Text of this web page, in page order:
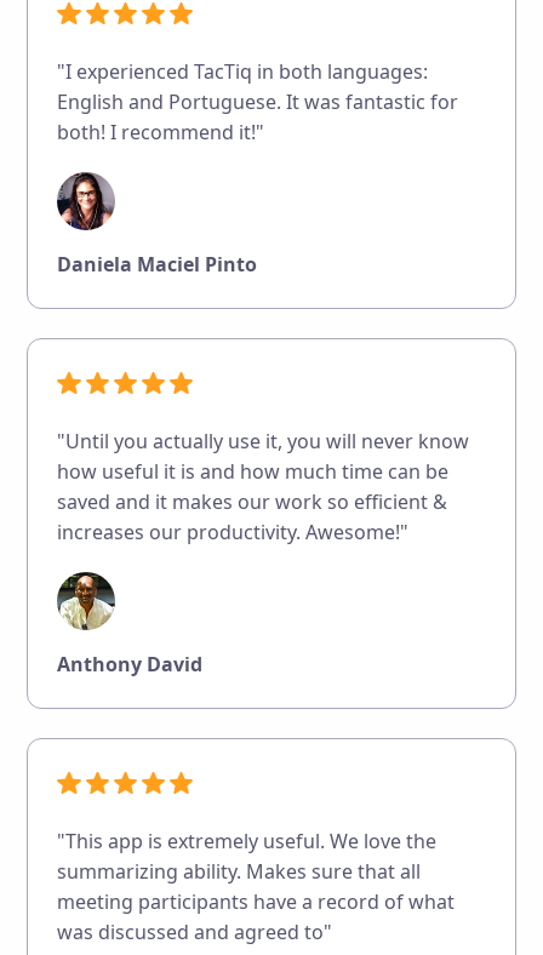
"I experienced TacTiq in both languages:
English and Portuguese. It was fantastic for
both! I recommend it!"
Daniela Maciel Pinto
"Until you actually use it, you will never know
how useful it is and how much time can be
saved and it makes our work so efficient &
increases our productivity. Awesome!"
Anthony David
"This app is extremely useful. We love the
summarizing ability. Makes sure that all
meeting participants have a record of what
was discussed and agreed to"